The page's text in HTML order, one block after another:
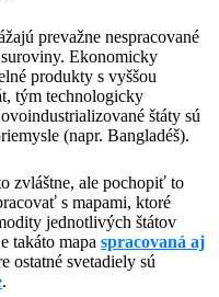
prevažne nespracované
Ekonomicky
produkty s vyššou
tým technologicky
štáty sú
(napr. Bangladéš).
zvláštne, ale pochopiť to
s mapami, ktoré
jednotlivých štátov
takáto mapa spracovaná aj
ostatné svetadiely sú
.